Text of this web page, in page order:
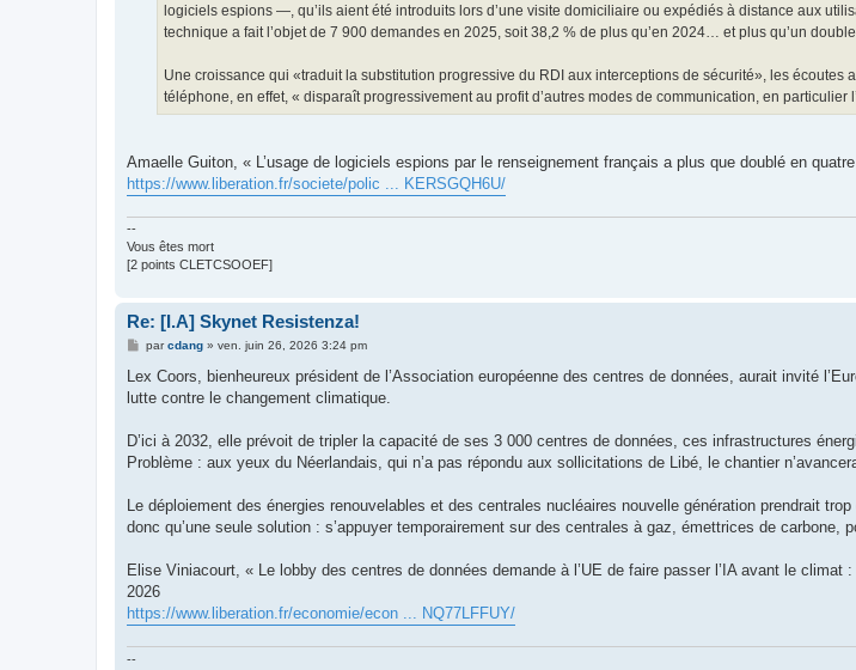
logiciels espions —, qu’ils aient été introduits lors d’une visite domiciliaire ou expédiés à distance aux
technique a fait l’objet de 7 900 demandes en 2025, soit 38,2 % de plus qu’en 2024… et plus qu’un
Une croissance qui «traduit la substitution progressive du RDI aux interceptions de sécurité», les écoutes
téléphone, en effet, « disparaît progressivement au profit d’autres modes de communication, en
Amaelle Guiton, « L’usage de logiciels espions par le renseignement français a plus que doublé en quatre
https://www.liberation.fr/societe/polic ... KERSGQH6U/
--
Vous êtes mort
[2 points CLETCSOOEF]
Re: [I.A] Skynet Resistenza!
M
s
a
parcdang» ven. juin 26, 2026 3:24 pm
Lex Coors, bienheureux président de l’Association européenne des centres de données, aurait invité
lutte contre le changement climatique.
D’ici à 2032, elle prévoit de tripler la capacité de ses 3 000 centres de données, ces infrastructures
Problème : aux yeux du Néerlandais, qui n’a pas répondu aux sollicitations de Libé, le chantier
Le déploiement des énergies renouvelables et des centrales nucléaires nouvelle génération prendrait
donc qu’une seule solution : s’appuyer temporairement sur des centrales à gaz, émettrices de carbone,
Elise Viniacourt, « Le lobby des centres de données demande à l’UE de faire passer l’IA avant le climat
2026
https://www.liberation.fr/economie/econ ... NQ77LFFUY/
--